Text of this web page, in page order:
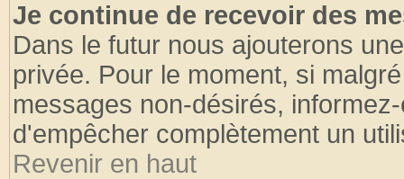
Je continue de recevoir des
Dans le futur nous ajouterons
privée. Pour le moment, si
messages non-désirés,
d'empêcher complètement un
Revenir en haut